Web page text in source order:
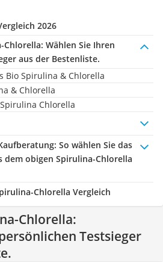
2026
Chlorella: Wählen Sie Ihren
aus der Bestenliste.
Bio Spirulina & Chlorella
& Chlorella
Chlorella
: So wählen Sie das
dem obigen Spirulina-Chlorella
Chlorella Vergleich
Chlorella:
Testsieger